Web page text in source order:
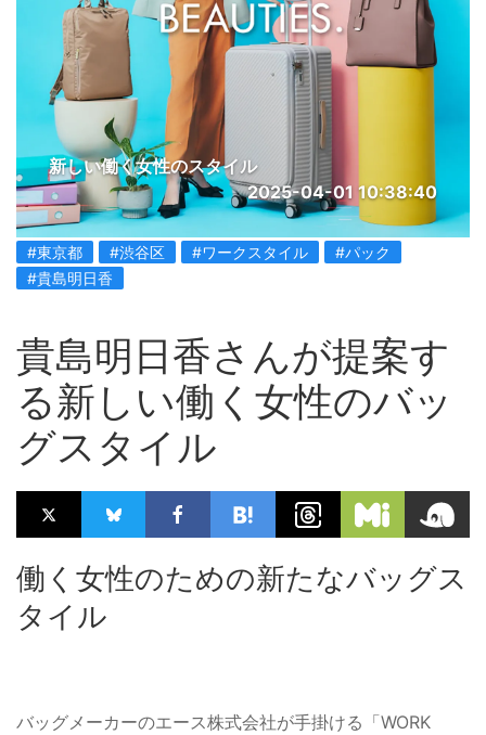
新しい働く女性のスタイル
2025-04-01 10:38:40
#東京都 #渋谷区 #ワークスタイル
#パック
#貴島明日香
貴島明日香さんが提案す
る新しい働く女性のバッ
グスタイル
働く女性のための新たなバッグス
タイル
バッグメーカーのエース株式会社が手掛ける「WORK